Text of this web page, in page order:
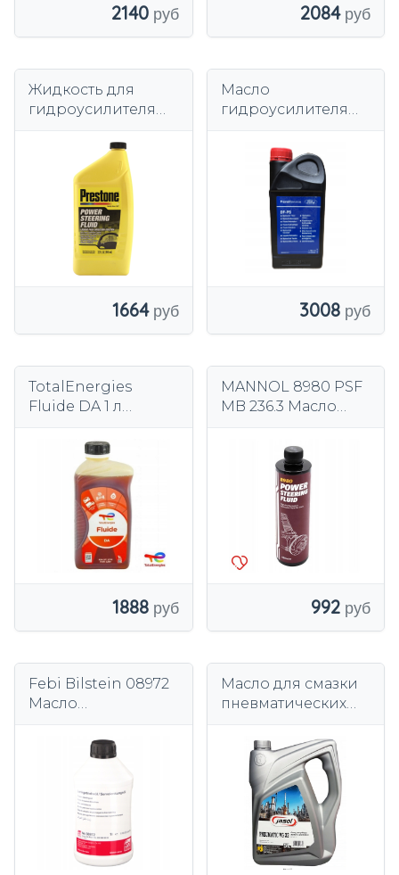
2140 2084
Жидкость для
гидроусилителя
1664
Масло
гидроусилителя
мл зеленое
3008
TotalEnergies
Fluide DA 1 л
поддерживающая
жидкость
1888
MANNOL 8980 PSF
MB 236.3 Масло
руля 0,45л
992
Febi Bilstein 08972
Масло
Масло для смазки
пневматических
Pneumatic VG 32 5